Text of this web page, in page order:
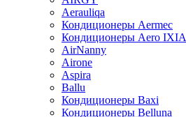
Aerauliqa
Кондиционеры Aermec
Кондиционеры Aero IXIA
AirNanny
Airone
Aspira
Ballu
Кондиционеры Baxi
Кондиционеры Belluna